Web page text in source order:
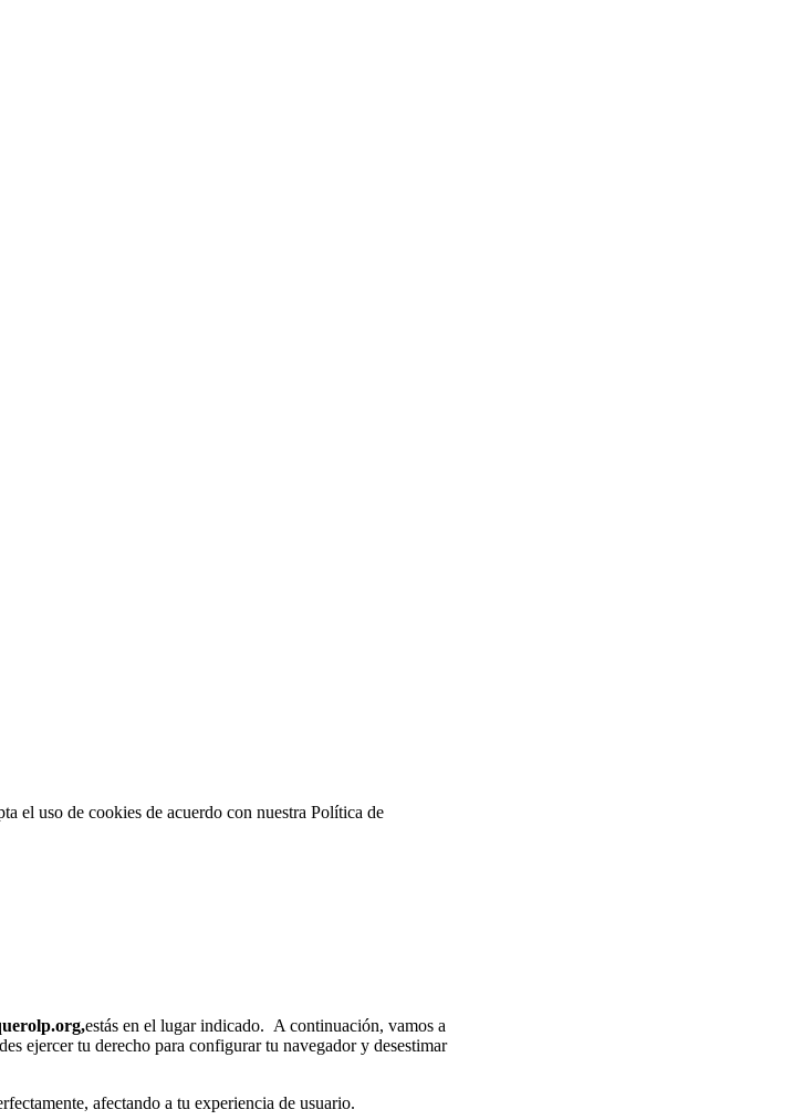
el uso de cookies de acuerdo con nuestra Política de
estás en el lugar indicado. A continuación, vamos a
ejercer tu derecho para configurar tu navegador y desestimar
afectando a tu experiencia de usuario.